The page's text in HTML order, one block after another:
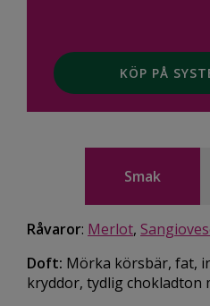
KÖP PÅ
Smak
Råvaror: Merlot,
Doft: Mörka körsbär, fat,
kryddor, tydlig chokladton